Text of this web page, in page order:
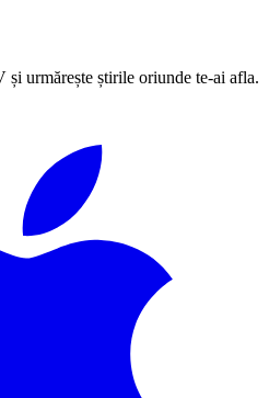
urmărește știrile oriunde te-ai afla.